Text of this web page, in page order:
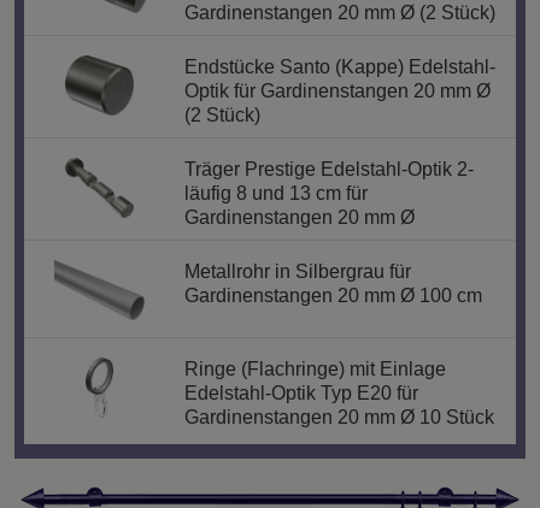
Gardinenstangen 20 mm Ø (2 Stück)
Endstücke Santo (Kappe) Edelstahl-
Optik für Gardinenstangen 20 mm Ø
(2 Stück)
Träger Prestige Edelstahl-Optik 2-
läufig 8 und 13 cm für
Gardinenstangen 20 mm Ø
Metallrohr in Silbergrau für
Gardinenstangen 20 mm Ø 100 cm
Ringe (Flachringe) mit Einlage
Edelstahl-Optik Typ E20 für
Gardinenstangen 20 mm Ø 10 Stück